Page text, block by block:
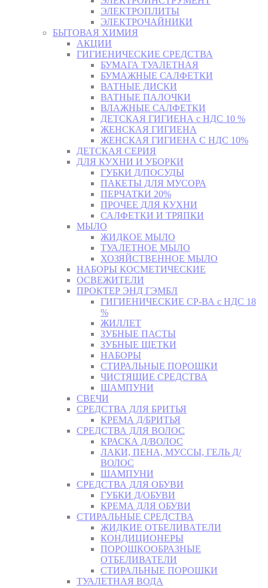
ЭЛЕКТРОПЛИТЫ
ЭЛЕКТРОЧАЙНИКИ
БЫТОВАЯ ХИМИЯ
АКЦИИ
ГИГИЕНИЧЕСКИЕ СРЕДСТВА
БУМАГА ТУАЛЕТНАЯ
БУМАЖНЫЕ САЛФЕТКИ
ВАТНЫЕ ДИСКИ
ВАТНЫЕ ПАЛОЧКИ
ВЛАЖНЫЕ САЛФЕТКИ
ДЕТСКАЯ ГИГИЕНА с НДС 10 %
ЖЕНСКАЯ ГИГИЕНА
ЖЕНСКАЯ ГИГИЕНА С НДС 10%
ДЕТСКАЯ СЕРИЯ
ДЛЯ КУХНИ И УБОРКИ
ГУБКИ Д/ПОСУДЫ
ПАКЕТЫ ДЛЯ МУСОРА
ПЕРЧАТКИ 20%
ПРОЧЕЕ ДЛЯ КУХНИ
САЛФЕТКИ И ТРЯПКИ
МЫЛО
ЖИДКОЕ МЫЛО
ТУАЛЕТНОЕ МЫЛО
ХОЗЯЙСТВЕННОЕ МЫЛО
НАБОРЫ КОСМЕТИЧЕСКИЕ
ОСВЕЖИТЕЛИ
ПРОКТЕР ЭНД ГЭМБЛ
ГИГИЕНИЧЕСКИЕ СР-ВА с НДС 18
%
ЖИЛЛЕТ
ЗУБНЫЕ ПАСТЫ
ЗУБНЫЕ ЩЕТКИ
НАБОРЫ
СТИРАЛЬНЫЕ ПОРОШКИ
ЧИСТЯЩИЕ СРЕДСТВА
ШАМПУНИ
СВЕЧИ
СРЕДСТВА ДЛЯ БРИТЬЯ
КРЕМА Д/БРИТЬЯ
СРЕДСТВА ДЛЯ ВОЛОС
КРАСКА Д/ВОЛОС
ЛАКИ, ПЕНА, МУССЫ, ГЕЛЬ Д/
ВОЛОС
ШАМПУНИ
СРЕДСТВА ДЛЯ ОБУВИ
ГУБКИ Д/ОБУВИ
КРЕМА ДЛЯ ОБУВИ
СТИРАЛЬНЫЕ СРЕДСТВА
ЖИДКИЕ ОТБЕЛИВАТЕЛИ
КОНДИЦИОНЕРЫ
ПОРОШКООБРАЗНЫЕ
ОТБЕЛИВАТЕЛИ
СТИРАЛЬНЫЕ ПОРОШКИ
ТУАЛЕТНАЯ ВОДА